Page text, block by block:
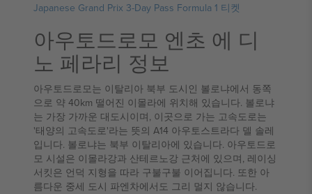
Japanese Grand Prix 3-Day Pass Formula 1 티켓
아우토드로모 엔초 에 디
노 페라리 정보
아우토드로모는 이탈리아 북부 도시인 볼로냐에서 동쪽
으로 약 40km 떨어진 이몰라에 위치해 있습니다. 볼로냐
는 가장 가까운 대도시이며, 이곳으로 가는 고속도로는
'태양의 고속도로'라는 뜻의 A14 아우토스트라다 델 솔레
입니다. 볼로냐는 북부 이탈리아에 있습니다. 아우토드로
모 시설은 이몰라강과 산테르노강 근처에 있으며, 레이싱
서킷은 언덕 지형을 따라 구불구불 이어집니다. 또한 아
름다운 중세 도시 파엔차에서도 그리 멀지 않습니다.